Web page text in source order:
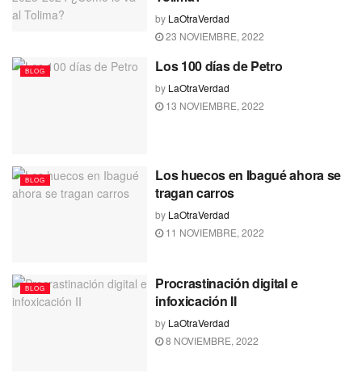
by LaOtraVerdad
23 NOVIEMBRE, 2022
BLOG Los 100 días de Petro
by LaOtraVerdad
13 NOVIEMBRE, 2022
BLOG
Los huecos en Ibagué ahora se
tragan carros
by LaOtraVerdad
11 NOVIEMBRE, 2022
BLOG
Procrastinación digital e
infoxicación II
by LaOtraVerdad
8 NOVIEMBRE, 2022